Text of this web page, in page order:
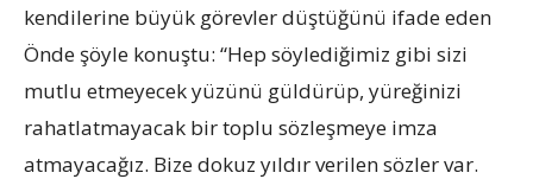
kendilerine büyük görevler düştüğünü ifade eden
Önde şöyle konuştu: “Hep söylediğimiz gibi sizi
mutlu etmeyecek yüzünü güldürüp, yüreğinizi
rahatlatmayacak bir toplu sözleşmeye imza
atmayacağız. Bize dokuz yıldır verilen sözler var.